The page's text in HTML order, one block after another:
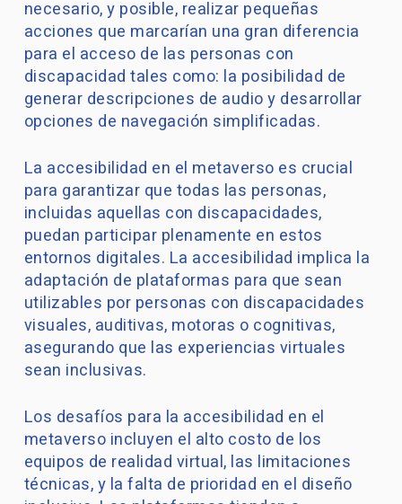
necesario, y posible, realizar pequeñas
acciones que marcarían una gran diferencia
para el acceso de las personas con
discapacidad tales como: la posibilidad de
generar descripciones de audio y desarrollar
opciones de navegación simplificadas.
La accesibilidad en el metaverso es crucial
para garantizar que todas las personas,
incluidas aquellas con discapacidades,
puedan participar plenamente en estos
entornos digitales. La accesibilidad implica la
adaptación de plataformas para que sean
utilizables por personas con discapacidades
visuales, auditivas, motoras o cognitivas,
asegurando que las experiencias virtuales
sean inclusivas.
Los desafíos para la accesibilidad en el
metaverso incluyen el alto costo de los
equipos de realidad virtual, las limitaciones
técnicas, y la falta de prioridad en el diseño